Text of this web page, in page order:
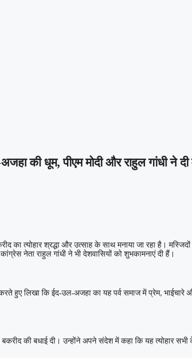
की धूम, पीएम मोदी और राहुल गांधी ने दी
का त्योहार श्रद्धा और उत्साह के साथ मनाया जा रहा है।
नेता राहुल गांधी ने भी देशवासियों को शुभकामनाएं दी हैं।
करते हुए लिखा कि ईद-उल-अजहा का यह पर्व समाज में प्रेम,
बकरीद की बधाई दी। उन्होंने अपने संदेश में कहा कि यह त्योहार